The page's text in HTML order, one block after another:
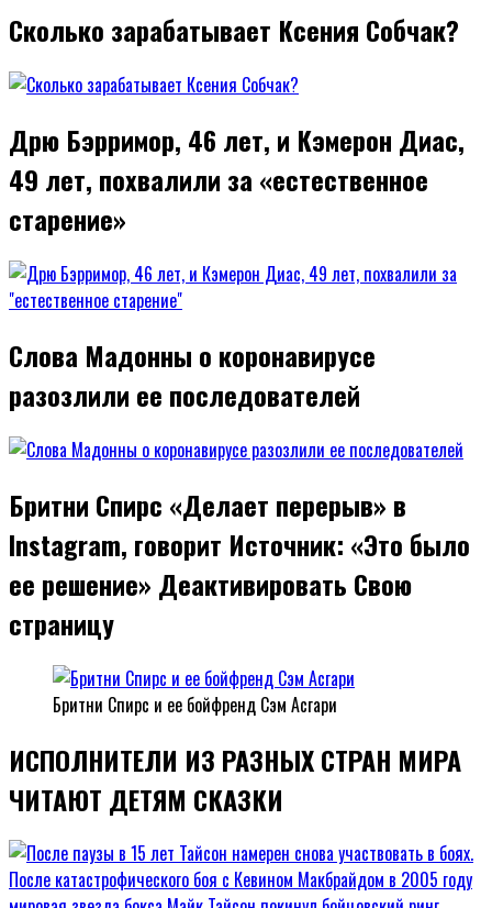
Сколько зарабатывает Ксения Собчак?
Дрю Бэрримор, 46 лет, и Кэмерон Диас,
49 лет, похвалили за «естественное
старение»
Слова Мадонны о коронавирусе
разозлили ее последователей
Бритни Спирс «Делает перерыв» в
Instagram, говорит Источник: «Это было
ее решение» Деактивировать Свою
страницу
Бритни Спирс и ее бойфренд Сэм Асгари
ИСПОЛНИТЕЛИ ИЗ РАЗНЫХ СТРАН МИРА
ЧИТАЮТ ДЕТЯМ СКАЗКИ